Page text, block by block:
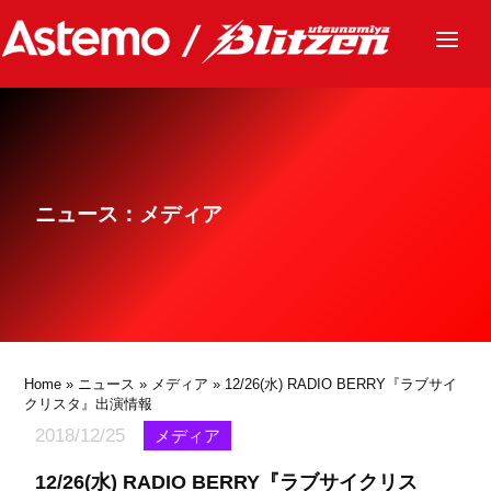
ニュース
グッズ
ニュース：メディア
Home » ニュース » メディア » 12/26(水) RADIO BERRY『ラブサイ
クリスタ』出演情報
2018/12/25 メディア
12/26(水) RADIO BERRY『ラブサイクリス